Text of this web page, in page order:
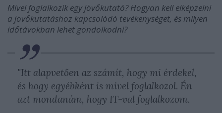
Mivel foglalkozik egy jövőkutató? Hogyan kell elképzelni
a jövőkutatáshoz kapcsolódó tevékenységet, és milyen
időtávokban lehet gondolkodni?
"Itt alapvetően az számít, hogy mi érdekel,
és hogy egyébként is mivel foglalkozol. Én
azt mondanám, hogy IT-val foglalkozom.